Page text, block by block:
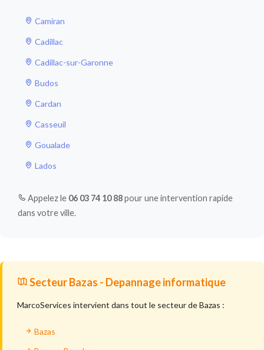
Camiran
Cadillac
Cadillac-sur-Garonne
Budos
Cardan
Casseuil
Goualade
Lados
Appelez le 06 03 74 10 88pour une intervention rapide
dans votre ville.
Secteur Bazas - Depannage informatique
MarcoServices intervient dans tout le secteur de Bazas :
Bazas